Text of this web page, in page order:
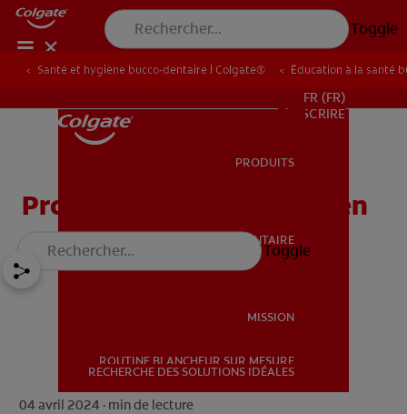
Toggle
SANTÉ BUCCO-DENTAIRE
POUR LES PROFESSIONNELS
FR (FR)
S’INSCRIRE
PRODUITS
SANTÉ BUCCO-DENTAIRE
MISSION
ROUTINE BLANCHEUR SUR MESURE
RECHERCHE DES SOLUTIONS IDÉALES
Toggle
Santé et hygiène bucco-dentaire | Colgate® Éducation à la santé
Protège-dents et entretien
04 avril 2024 · min de lecture